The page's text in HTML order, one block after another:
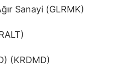
Sanayi (GLRMK)
(KRDMD)